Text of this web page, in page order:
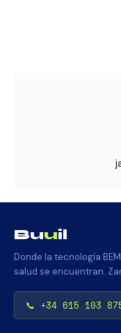
Buuil
Donde la tecnología
salud se encuentran.
📞 +34 615 103